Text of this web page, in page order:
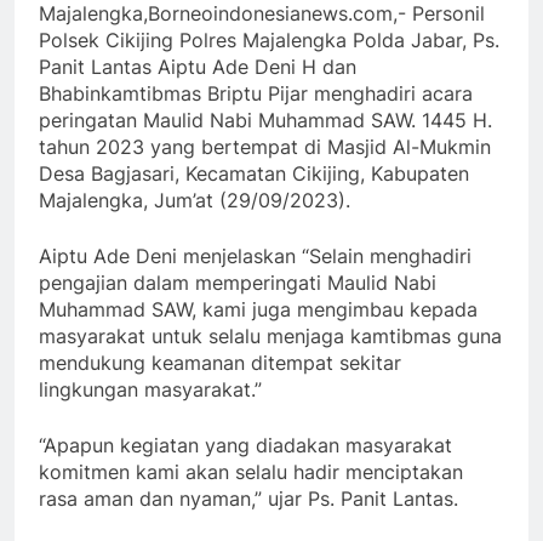
Majalengka,Borneoindonesianews.com,- Personil
Polsek Cikijing Polres Majalengka Polda Jabar, Ps.
Panit Lantas Aiptu Ade Deni H dan
Bhabinkamtibmas Briptu Pijar menghadiri acara
peringatan Maulid Nabi Muhammad SAW. 1445 H.
tahun 2023 yang bertempat di Masjid Al-Mukmin
Desa Bagjasari, Kecamatan Cikijing, Kabupaten
Majalengka, Jum’at (29/09/2023).
Aiptu Ade Deni menjelaskan “Selain menghadiri
pengajian dalam memperingati Maulid Nabi
Muhammad SAW, kami juga mengimbau kepada
masyarakat untuk selalu menjaga kamtibmas guna
mendukung keamanan ditempat sekitar
lingkungan masyarakat.”
“Apapun kegiatan yang diadakan masyarakat
komitmen kami akan selalu hadir menciptakan
rasa aman dan nyaman,” ujar Ps. Panit Lantas.